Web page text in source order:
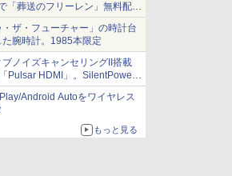
「葬送のフリーレン」無料配信
配信情報
・ザ・フューチャー」の時計台
腕時計。1985本限定
ノイズキャンセリングII搭載
Pulsar HDMI」。SilentPower
Android Autoをワイヤレス
もっと見る